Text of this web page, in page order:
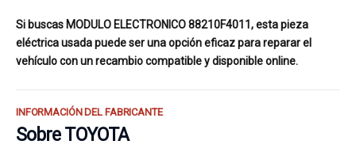
Si buscas MODULO ELECTRONICO 88210F4011, esta pieza
eléctrica usada puede ser una opción eficaz para reparar el
vehículo con un recambio compatible y disponible online.
INFORMACIÓN DEL FABRICANTE
Sobre TOYOTA